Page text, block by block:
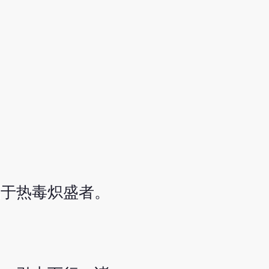
热毒炽盛者。